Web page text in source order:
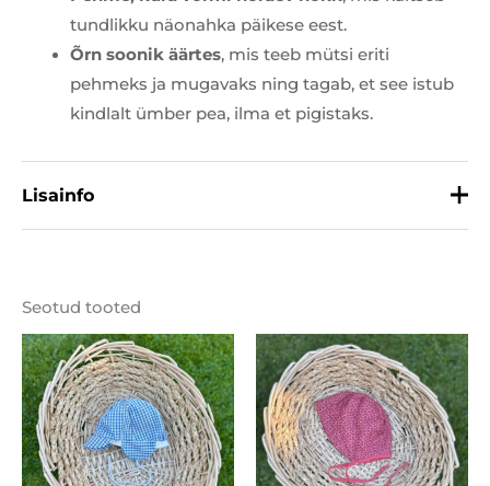
tundlikku näonahka päikese eest.
Õrn soonik äärtes, mis teeb mütsi eriti
pehmeks ja mugavaks ning tagab, et see istub
kindlalt ümber pea, ilma et pigistaks.
Lisainfo
Suurus
Seotud tooted